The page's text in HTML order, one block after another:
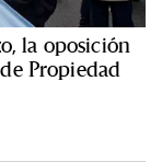
la oposición
Propiedad